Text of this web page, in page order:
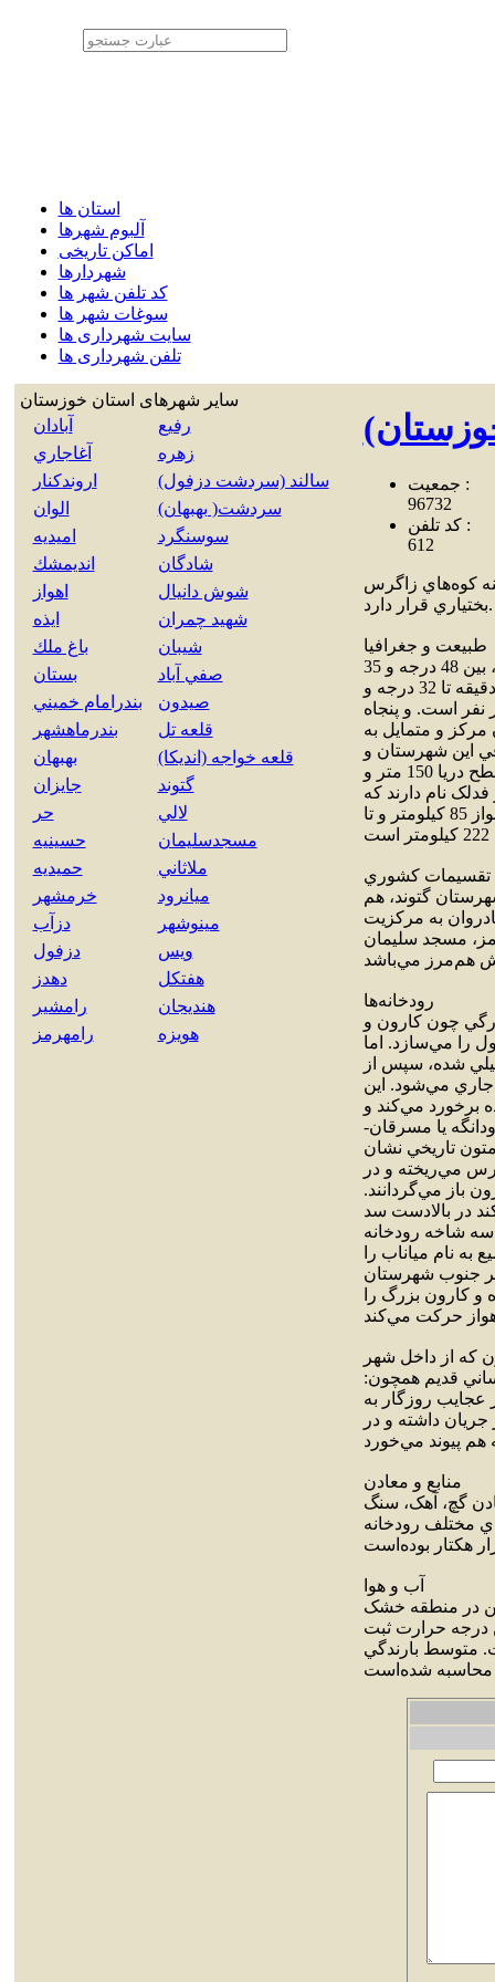
استان ها
آلبوم شهرها
اماکن تاریخی
شهردارها
کد تلفن شهر ها
سوغات شهر ها
سایت شهرداری ها
تلفن شهرداری ها
سایر شهرهای استان خوزستان
آبادان
رفيع
آغاجاري
زهره
اروندكنار
سالند (سردشت دزفول)
الوان
سردشت( بهبهان)
اميديه
سوسنگرد
انديمشك
شادگان
اهواز
شوش دانيال
ايذه
شهيد چمران
باغ ملك
شيبان
بستان
صفي آباد
بندرامام خميني
صيدون
بندرماهشهر
قلعه تل
بهبهان
قلعه خواجه (انديكا)
جايزان
گتوند
حر
لالي
حسينيه
مسجدسليمان
حميديه
ملاثاني
خرمشهر
ميانرود
دزآب
مينوشهر
دزفول
ويس
دهدز
هفتكل
رامشير
هنديجان
رامهرمز
هويزه
جمعیت :
96732
کد تلفن :
612
کوه‌هاي زاگرس
بختياري قرار دارد.
طبيعت و جغرافيا
شوشتر با مساحت 2436 کيلومتر مربع در شمال استان خوزستان کشور ايران، بين 48 درجه و 35
دقيقه تا 49 درجه و 12 دقيقه طول شرقي از نصف النهار گرينويچ و 31 درجه و 36 دقيقه تا 32 درجه و
از خط استوا قرار گرفته‌است. جمعيت ان 130,840هزار نفر است. و پنجاه
و متمايل به
اين شهرستان و
رود دز مرز غربي اين شهرستان را تشکيل مي‌دهد. ميانگين ارتفاع شوشتر از سطح دريا 150 متر و
به شوشتر فدلک نام دارند که
پايان چين خوردگيهاي زاگرس در جلگه خوزستان هستند. فاصله شوشتر تا اهواز 85 کيلومتر و تا
تقسيمات کشوري
شهرستان گتوند، هم
به مرکزيت
مسجد سليمان
رودخانه‌ها
چون کارون و
را مي‌سازد. اما
شده، سپس از
مي‌شود. اين
برخورد مي‌کند و
يا مسرقان-
تاريخي نشان
مي‌ريخته و در
باز مي‌گردانند.
در بالادست سد
سه شاخه رودخانه
نام مياناب را
جنوب شهرستان
کارون بزرگ را
که از داخل شهر
قديم همچون:
عجايب روزگار به
داشته و در
منابع و معادن
گچ، آهک، سنگ
مختلف رودخانه
آب و هوا
در منطقه خشک
درجه حرارت ثبت
زير صفر است. متوسط بارندگي